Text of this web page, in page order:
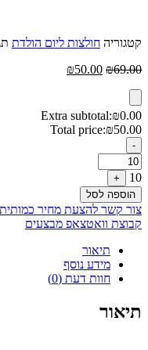
קטגוריה חולצות ליום הולדת
₪69.00
המחיר
₪69.00.
₪50.00
₪50.00.
Extra subtotal:₪0.00
Total price:₪50.00
Quantity
-
10
+
הוספה לסל
צור קשר להצעת מחיר כמותית
קבוצת וואטצאפ מבצעים
תיאור
מידע נוסף
חוות דעת (0)
תיאור